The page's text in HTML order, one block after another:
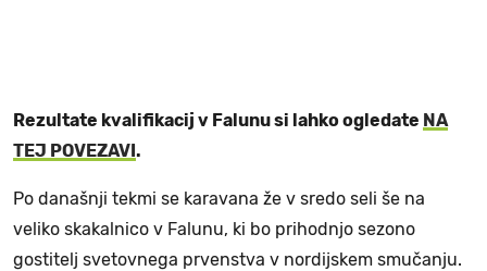
Rezultate kvalifikacij v Falunu si lahko ogledate NA
TEJ POVEZAVI.
Po današnji tekmi se karavana že v sredo seli še na
veliko skakalnico v Falunu, ki bo prihodnjo sezono
gostitelj svetovnega prvenstva v nordijskem smučanju.